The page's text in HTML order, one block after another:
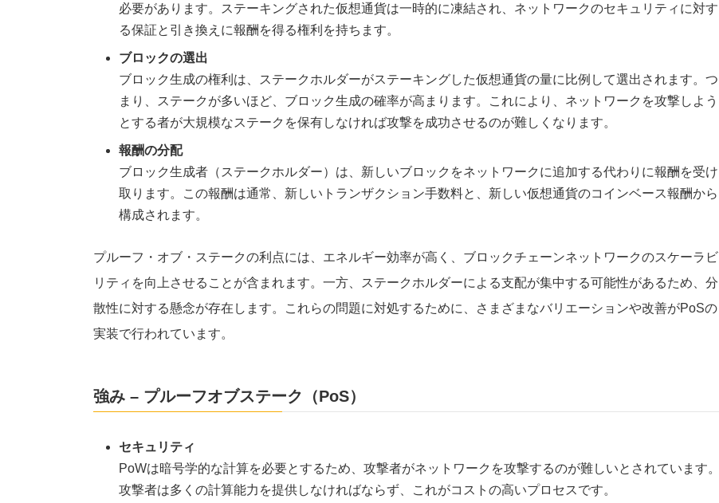
必要があります。ステーキングされた仮想通貨は一時的に凍結され、ネットワークのセキュリティに対す
る保証と引き換えに報酬を得る権利を持ちます。
ブロックの選出
ブロック生成の権利は、ステークホルダーがステーキングした仮想通貨の量に比例して選出されます。つ
まり、ステークが多いほど、ブロック生成の確率が高まります。これにより、ネットワークを攻撃しよう
とする者が大規模なステークを保有しなければ攻撃を成功させるのが難しくなります。
報酬の分配
ブロック生成者（ステークホルダー）は、新しいブロックをネットワークに追加する代わりに報酬を受け
取ります。この報酬は通常、新しいトランザクション手数料と、新しい仮想通貨のコインベース報酬から
構成されます。
プルーフ・オブ・ステークの利点には、エネルギー効率が高く、ブロックチェーンネットワークのスケーラビ
リティを向上させることが含まれます。一方、ステークホルダーによる支配が集中する可能性があるため、分
散性に対する懸念が存在します。これらの問題に対処するために、さまざまなバリエーションや改善がPoSの
実装で行われています。
強み – プルーフオブステーク（PoS）
セキュリティ
PoWは暗号学的な計算を必要とするため、攻撃者がネットワークを攻撃するのが難しいとされています。
攻撃者は多くの計算能力を提供しなければならず、これがコストの高いプロセスです。